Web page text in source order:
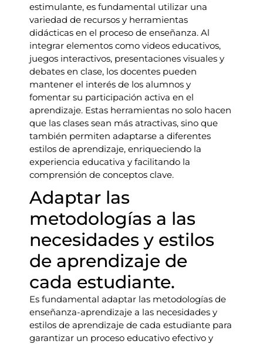
estimulante, es fundamental utilizar una
variedad de recursos y herramientas
didácticas en el proceso de enseñanza. Al
integrar elementos como videos educativos,
juegos interactivos, presentaciones visuales y
debates en clase, los docentes pueden
mantener el interés de los alumnos y
fomentar su participación activa en el
aprendizaje. Estas herramientas no solo hacen
que las clases sean más atractivas, sino que
también permiten adaptarse a diferentes
estilos de aprendizaje, enriqueciendo la
experiencia educativa y facilitando la
comprensión de conceptos clave.
Adaptar las
metodologías a las
necesidades y estilos
de aprendizaje de
cada estudiante.
Es fundamental adaptar las metodologías de
enseñanza-aprendizaje a las necesidades y
estilos de aprendizaje de cada estudiante para
garantizar un proceso educativo efectivo y